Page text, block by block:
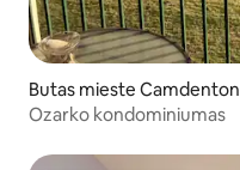
Butas mieste Camdenton
Ozarko kondominiumas